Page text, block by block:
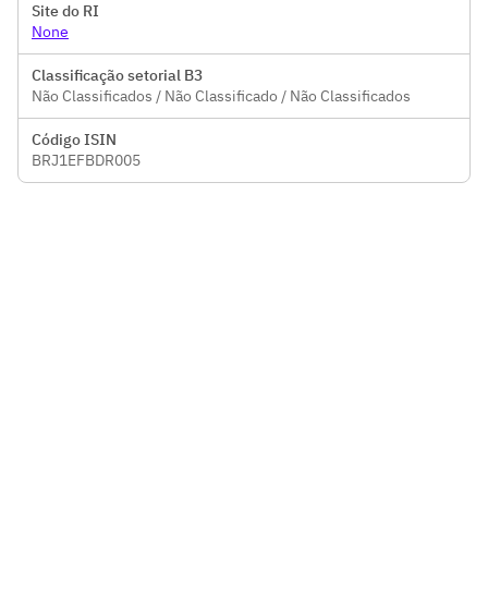
Site do RI
None
Classificação setorial B3
Não Classificados / Não Classificado / Não Classificados
Código ISIN
BRJ1EFBDR005